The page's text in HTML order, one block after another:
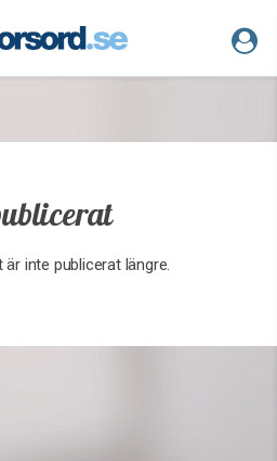
är inte publicerat längre.